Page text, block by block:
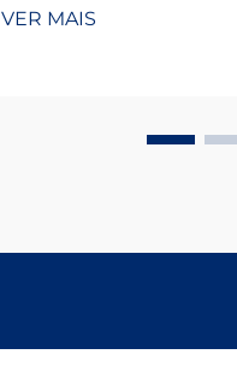
engrenagens
VER MAIS